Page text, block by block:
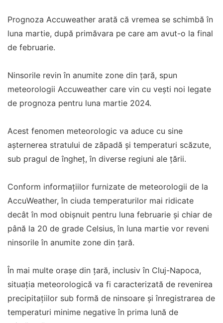
Prognoza Accuweather arată că vremea se schimbă în
luna martie, după primăvara pe care am avut-o la final
de februarie.
Ninsorile revin în anumite zone din țară, spun
meteorologii Accuweather care vin cu vești noi legate
de prognoza pentru luna martie 2024.
Acest fenomen meteorologic va aduce cu sine
așternerea stratului de zăpadă și temperaturi scăzute,
sub pragul de îngheț, în diverse regiuni ale țării.
Conform informațiilor furnizate de meteorologii de la
AccuWeather, în ciuda temperaturilor mai ridicate
decât în mod obișnuit pentru luna februarie și chiar de
până la 20 de grade Celsius, în luna martie vor reveni
ninsorile în anumite zone din țară.
În mai multe orașe din țară, inclusiv în Cluj-Napoca,
situația meteorologică va fi caracterizată de revenirea
precipitațiilor sub formă de ninsoare și înregistrarea de
temperaturi minime negative în prima lună de